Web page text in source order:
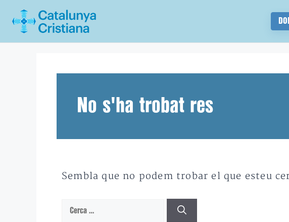
No s'ha trobat res
Sembla que no podem trobar el que esteu
Cerca: